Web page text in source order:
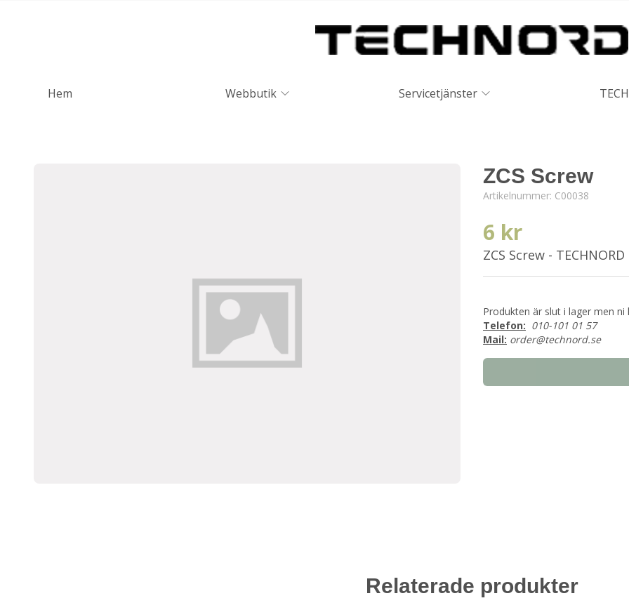
Hem Webbutik Servicetjänster
ZCS Screw
Artikelnummer: C00038
6 kr
ZCS Screw - TECHNORD
Produkten är slut i lager men
Telefon: 010-101 01 57
Mail: order@technord.se
Relaterade produkter